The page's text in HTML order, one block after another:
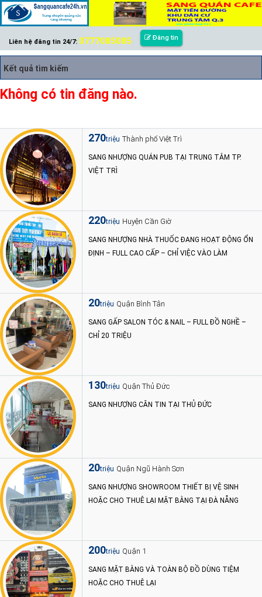
Liên hệ đăng tin 24/7: 0777085085 Đăng tin
Kết quả tìm kiếm
Không có tin đăng nào.
270triệu Thành phố Việt Trì
SANG NHƯỢNG QUÁN PUB TẠI TRUNG TÂM TP.
VIỆT TRÌ
220triệu Huyện Cần Giờ
SANG NHƯỢNG NHÀ THUỐC ĐANG HOẠT ĐỘNG ỔN
ĐỊNH – FULL CAO CẤP – CHỈ VIỆC VÀO LÀM
20triệu Quận Bình Tân
SANG GẤP SALON TÓC & NAIL – FULL ĐỒ NGHỀ –
CHỈ 20 TRIỆU
130triệu Quận Thủ Đức
SANG NHƯỢNG CĂN TIN TẠI THỦ ĐỨC
20triệu Quận Ngũ Hành Sơn
SANG NHƯỢNG SHOWROOM THIẾT BỊ VỆ SINH
HOẶC CHO THUÊ LẠI MẶT BẰNG TẠI ĐÀ NẴNG
200triệu Quận 1
SANG MẶT BẰNG VÀ TOÀN BỘ ĐỒ DÙNG TIỆM
HOẶC CHO THUÊ LẠI